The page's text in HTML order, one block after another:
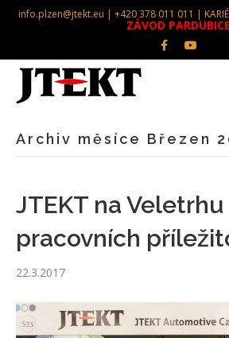
info.plzen@jtekt.eu | +420 378 011 011 |
ZÁVOD PARDUBICE
FacebookYoutube
Archiv měsíce Březen
JTEKT na Veletrhu
pracovních
22.3.2017